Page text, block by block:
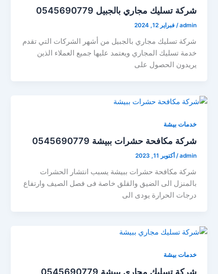
شركة تسليك مجاري بالجبيل 0545690779
admin
/فبراير 12, 2024
شركة تسليك مجاري بالجبيل من أشهر الشركات التي تقدم
خدمة تسليك المجاري ويعتمد عليها جميع العملاء الذين
يريدون الحصول على
خدمات بيشة
شركة مكافحة حشرات ببيشة 0545690779
admin
/ أكتوبر 11, 2023
شركة مكافحة حشرات ببيشة يسبب انتشار الحشرات
بالمنزل الى الضيق والقلق خاصة فى فصل الصيف وارتفاع
درجات الحرارة يودى الى
خدمات بيشة
شركة تسليك مجاري ببيشة 0545690779